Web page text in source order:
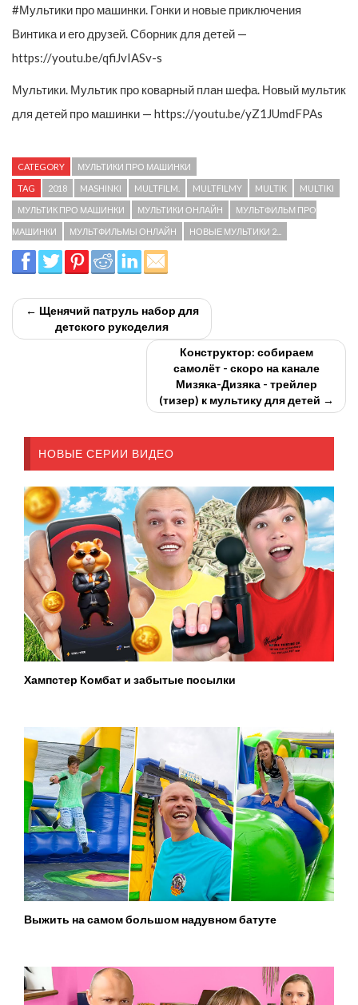
#Мультики про машинки. Гонки и новые приключения
Винтика и его друзей. Сборник для детей —
https://youtu.be/qfiJvIASv-s
Мультики. Мультик про коварный план шефа. Новый мультик
для детей про машинки — https://youtu.be/yZ1JUmdFPAs
CATEGORY МУЛЬТИКИ ПРО МАШИНКИ
TAG 2018 MASHINKI MULTFILM. MULTFILMY MULTIK MULTIKI
МУЛЬТИК ПРО МАШИНКИ МУЛЬТИКИ ОНЛАЙН МУЛЬТФИЛЬМ ПРО
МАШИНКИ МУЛЬТФИЛЬМЫ ОНЛАЙН НОВЫЕ МУЛЬТИКИ 2...
← Щенячий патруль набор для
детского рукоделия
Конструктор: собираем
самолёт - скоро на канале
Мизяка-Дизяка - трейлер
(тизер) к мультику для детей →
НОВЫЕ СЕРИИ ВИДЕО
Хампстер Комбат и забытые посылки
Выжить на самом большом надувном батуте